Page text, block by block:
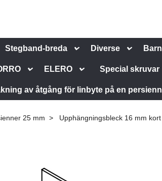
Stegband-breda Diverse
ELERO Special skruvar
av åtgång för linbyte på en persienn
25 mm Upphängningsbleck 16 mm